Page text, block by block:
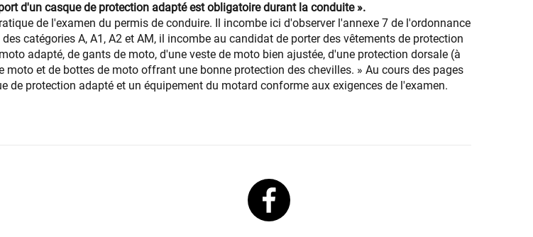
d'un casque de protection adapté est obligatoire durant la conduite ».
de l'examen du permis de conduire. Il incombe ici d'observer l'annexe 7 de l'ordonnance
catégories A, A1, A2 et AM, il incombe au candidat de porter des vêtements de protection
adapté, de gants de moto, d'une veste de moto bien ajustée, d'une protection dorsale (à
et de bottes de moto offrant une bonne protection des chevilles. » Au cours des pages
protection adapté et un équipement du motard conforme aux exigences de l'examen.